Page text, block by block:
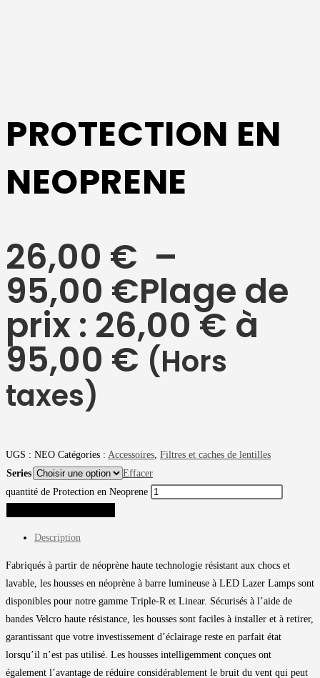
PROTECTION EN
NEOPRENE
26,00 € –
95,00 €Plage de
prix : 26,00 € à
95,00 € (Hors
taxes)
UGS : NEO Catégories : Accessoires, Filtres et caches de lentilles
Series
Effacer
quantité de Protection en Neoprene
Description
Fabriqués à partir de néoprène haute technologie résistant aux chocs et
lavable, les housses en néoprène à barre lumineuse à LED Lazer Lamps sont
disponibles pour notre gamme Triple-R et Linear. Sécurisés à l’aide de
bandes Velcro haute résistance, les housses sont faciles à installer et à retirer,
garantissant que votre investissement d’éclairage reste en parfait état
lorsqu’il n’est pas utilisé. Les housses intelligemment conçues ont
également l’avantage de réduire considérablement le bruit du vent qui peut